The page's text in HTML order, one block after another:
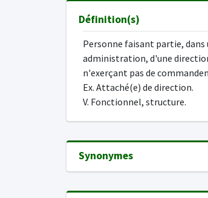
Définition(s)
Personne faisant partie, dans
administration, d'une
n'exerçant pas de
Ex. Attaché(e) de direction.
V. Fonctionnel, structure.
Synonymes